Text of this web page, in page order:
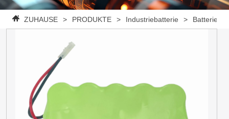
ZUHAUSE > PRODUKTE > Industriebatterie >